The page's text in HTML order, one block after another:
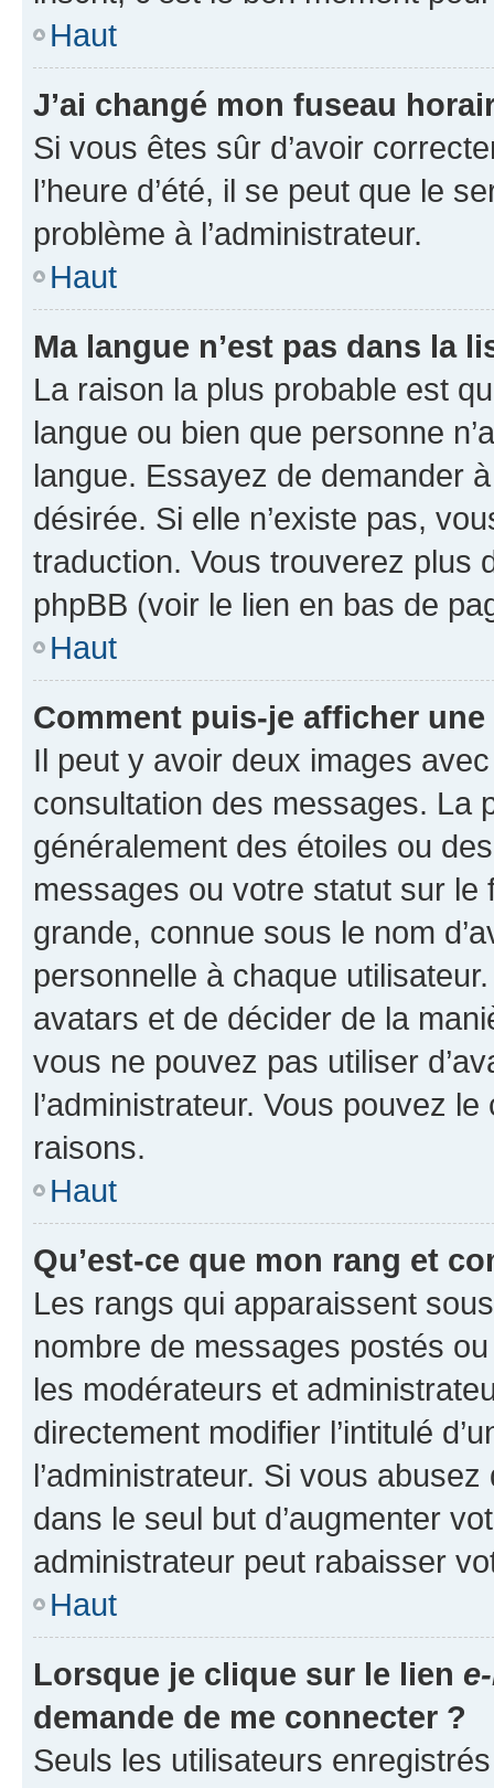
Haut
J’ai changé mon fuseau
Si vous êtes sûr d’avoir
l’heure d’été, il se peut que le
problème à l’administrateur.
Haut
Ma langue n’est pas dans la
La raison la plus probable est
langue ou bien que personne
langue. Essayez de demander
désirée. Si elle n’existe pas,
traduction. Vous trouverez plus
phpBB (voir le lien en bas de
Haut
Comment puis-je afficher
Il peut y avoir deux images
consultation des messages. La
généralement des étoiles ou
messages ou votre statut sur
grande, connue sous le nom
personnelle à chaque utilisateur.
avatars et de décider de la
vous ne pouvez pas utiliser
l’administrateur. Vous pouvez
raisons.
Haut
Qu’est-ce que mon rang et
Les rangs qui apparaissent
nombre de messages postés
les modérateurs et
directement modifier l’intitulé
l’administrateur. Si vous
dans le seul but d’augmenter
administrateur peut rabaisser
Haut
Lorsque je clique sur le lien
demande de me connecter ?
Seuls les utilisateurs